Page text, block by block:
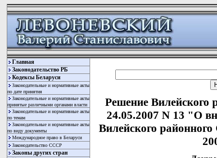
Главная
Законодательство РБ
Кодексы Беларуси
Законодательные и нормативные акты
по дате принятия
Законодательные и нормативные акты
принятые различными органами власти
Законодательные и нормативные акты
по темам
Законодательные и нормативные акты
по виду документы
Международное право в Беларуси
Законодательство СССР
Законы других стран
Решение Вилейского
24.05.2007 N 13 "О
Вилейского районного